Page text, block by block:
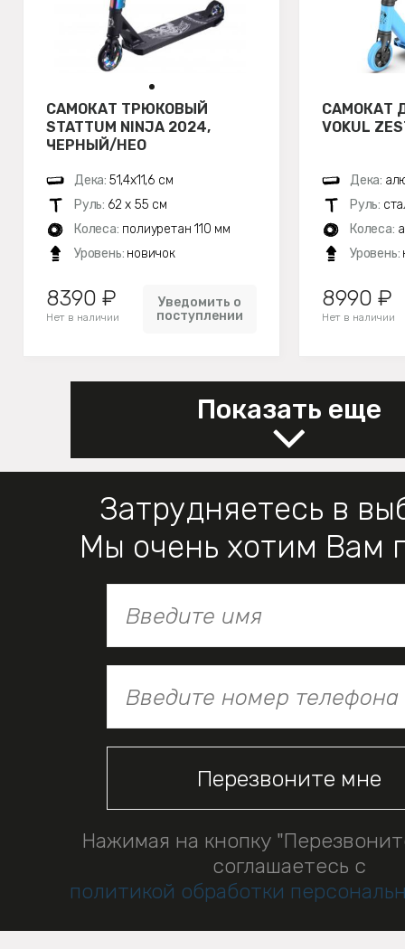
САМОКАТ ТРЮКОВЫЙ
STATTUM NINJA 2024,
ЧЕРНЫЙ/НЕО
Дека: 51,4х11,6 см
Руль: 62 х 55 см
Колеса: полиуретан 110 мм
Уровень: новичок
8390 ₽
Нет в наличии
Уведомить о
поступлении
САМОКАТ
VOKUL
Дека:
Руль:
Колеса:
Уровень:
8990 ₽
Нет в наличии
Показать еще
Затрудняетесь в
Мы очень хотим Вам
Нажимая на кнопку
соглашаетесь с
политикой обработки